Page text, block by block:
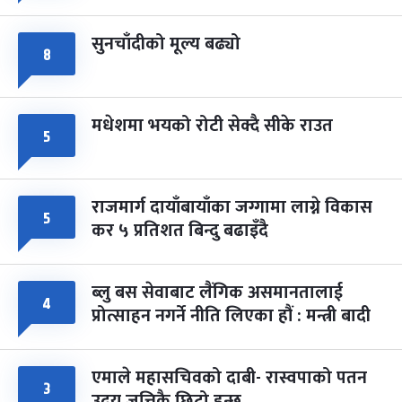
८ सुनचाँदीको मूल्य बढ्यो
५ मधेशमा भयको रोटी सेक्दै सीके राउत
५ राजमार्ग दायाँबायाँका जग्गामा लाग्ने विकास
कर ५ प्रतिशत बिन्दु बढाइँदै
४ ब्लु बस सेवाबाट लैंगिक असमानतालाई
प्रोत्साहन नगर्ने नीति लिएका हौं : मन्त्री बादी
३ एमाले महासचिवको दाबी- रास्वपाको पतन